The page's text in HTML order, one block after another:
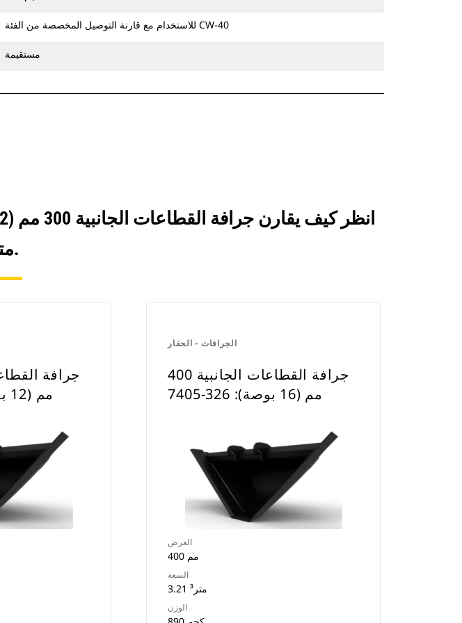
للاستخدام مع قارنة التوصيل المخصصة من الفئة CW-40
مستقيمة
متكرر.
مم (12 بوصة): 287-5363
الجرافات - الحفار
جرافة القطاعات الجانبية 400
مم (16 بوصة): 326-7405
العرض
400 مم
السعة
3.21 متر³
الوزن